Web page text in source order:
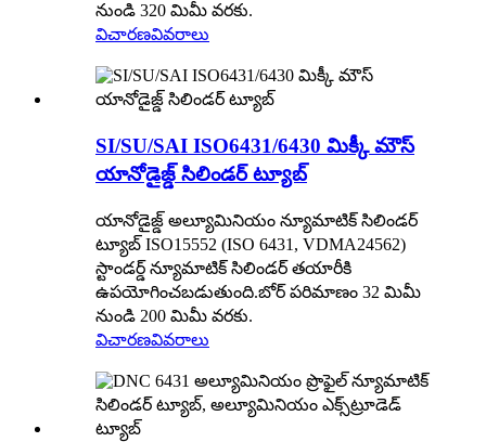
నుండి 320 మిమీ వరకు.
విచారణవివరాలు
SI/SU/SAI ISO6431/6430 మిక్కీ మౌస్
యానోడైజ్డ్ సిలిండర్ ట్యూబ్
యానోడైజ్డ్ అల్యూమినియం న్యూమాటిక్ సిలిండర్
ట్యూబ్ ISO15552 (ISO 6431, VDMA24562)
స్టాండర్డ్ న్యూమాటిక్ సిలిండర్ తయారీకి
ఉపయోగించబడుతుంది.బోర్ పరిమాణం 32 మిమీ
నుండి 200 మిమీ వరకు.
విచారణవివరాలు